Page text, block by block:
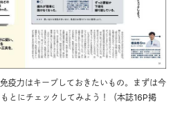
疫力はキープしておきたいもの。まずは今
とにチェックしてみよう！（本誌16P掲